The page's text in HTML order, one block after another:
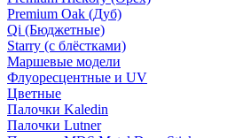
Premium Oak (Дуб)
Qi (Бюджетные)
Starry (с блёстками)
Маршевые модели
Флуоресцентные и UV
Цветные
Палочки Kaledin
Палочки Lutner